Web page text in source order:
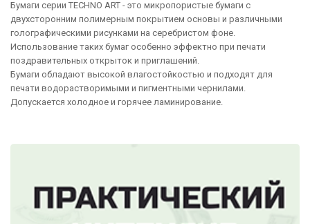
Бумаги серии TECHNO ART - это микропористые бумаги c
двухсторонним полимерным покрытием основы и различными
голографическими рисунками на серебристом фоне.
Использование таких бумаг особенно эффектно при печати
поздравительных открыток и приглашений.
Бумаги обладают высокой влагостойкостью и подходят для
печати водорастворимыми и пигментными чернилами.
Допускается холодное и горячее ламинирование.